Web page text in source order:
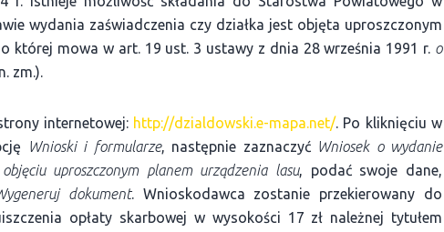
wydania zaświadczenia czy działka jest objęta uproszczonym
której mowa w art. 19 ust. 3 ustawy z dnia 28 września 1991 r. o
zm.).
internetowej: http://dzialdowski.e-mapa.net/. Po kliknięciu w
Wnioski i formularze, następnie zaznaczyć Wniosek o wydanie
uproszczonym planem urządzenia lasu, podać swoje dane,
dokument. Wnioskodawca zostanie przekierowany do
opłaty skarbowej w wysokości 17 zł należnej tytułem